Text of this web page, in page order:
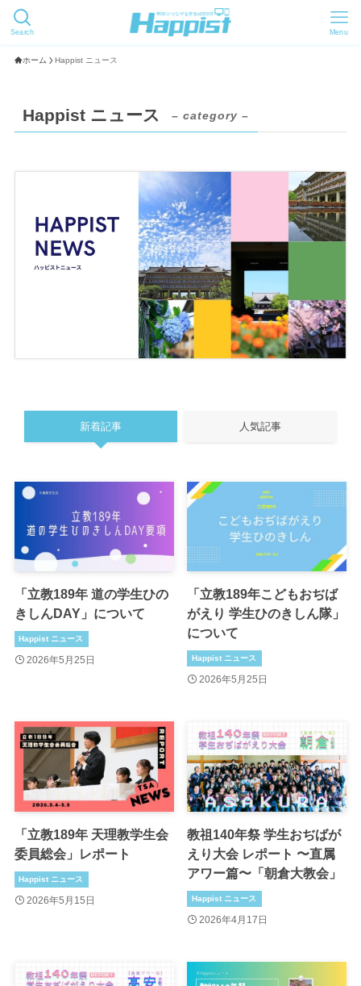
Search Menu
ホーム Happist ニュース
Happist ニュース – category –
新着記事 人気記事
「立教189年 道の学生ひの
きしんDAY」について
2026年5月25日
Happist ニュース
「立教189年こどもおぢば
がえり 学生ひのきしん隊」
について
2026年5月25日
Happist ニュース
「立教189年 天理教学生会
委員総会」レポート
2026年5月15日
Happist ニュース
教祖140年祭 学生おぢばが
えり大会 レポート 〜直属
アワー篇〜「朝倉大教会」
2026年4月17日
Happist ニュース